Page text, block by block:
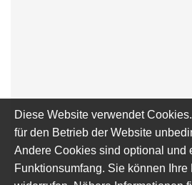
Diese Website verwendet
für den Betrieb der Website
Andere Cookies sind optional und
Funktionsumfang. Sie können